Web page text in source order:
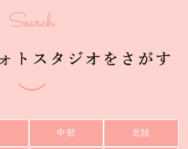
中部 北陸